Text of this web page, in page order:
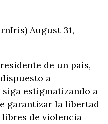
August 31,
de un país,
a
estigmatizando a
garantizar la libertad
de violencia